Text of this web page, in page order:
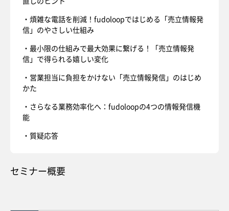
・煩雑な電話を削減！fudoloopではじめる「売立情報発
信」のやさしい仕組み
・最小限の仕組みで最大効果に繋げる！「売立情報発
信」で得られる嬉しい変化
・営業担当に負担をかけない「売立情報発信」のはじめ
かた
・さらなる業務効率化へ：fudoloopの4つの情報発信機
能
・質疑応答
セミナー概要